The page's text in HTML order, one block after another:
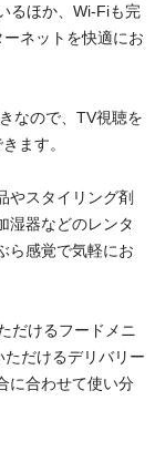
るほか、Wi-Fiも完
ネットを快適にお
なので、TV視聴を
ます。
やスタイリング剤
湿器などのレンタ
ら感覚で気軽にお
だけるフードメニ
だけるデリバリー
に合わせて使い分